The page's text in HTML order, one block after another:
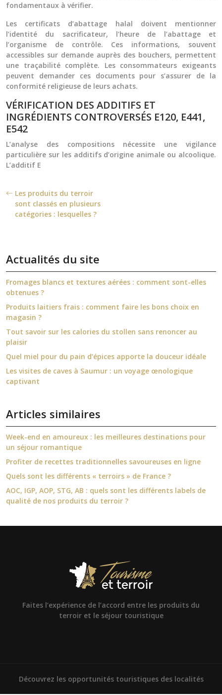
fondamentaux à vérifier.
Les certificats d’abattage halal doivent mentionner
l’identité du sacrificateur, l’heure de l’abattage et
l’organisme de contrôle. Ces informations, souvent
accessibles sur demande auprès des bouchers, permettent
une traçabilité complète. Les consommateurs exigeants
peuvent demander ces documents pour s’assurer de la
conformité religieuse de leurs achats.
VÉRIFICATION DES ADDITIFS ET
INGRÉDIENTS CONTROVERSÉS E120, E441,
E542
L’analyse des compositions nécessite une vigilance
particulière sur les additifs d’origine animale ou alcoolique.
L’additif E
Les produits du terroir
sont classés en plusieurs
catégories : lesquelles ?
Actualités du site
Fromages blancs et textures aérées : comment sont-elles
obtenues ?
Produits laitiers frais : comment faire les bons choix en
magasin ?
Tout savoir sur les calories du stollen sans renoncer au
plaisir
Quel miel pour du pain d’épices apporte la douceur idéale
Les visites de caves à Saumur : un voyage œnologique
captivant
Articles similaires
Week-end en amoureux : les meilleures destinations pour
un séjour romantique
Profiter de recettes traditionnelles savoureuses en ligne
Quels sont les différents « terroirs » de France ?
AOC, IGP, AOP, STG, AB : quels sont les différents labels de
qualité de nos produits du terroir ?
Faites l’expérience de l’accord entre les produits du
terroir et le séjour touristique
Découvrez les opportunités touristiques des localités